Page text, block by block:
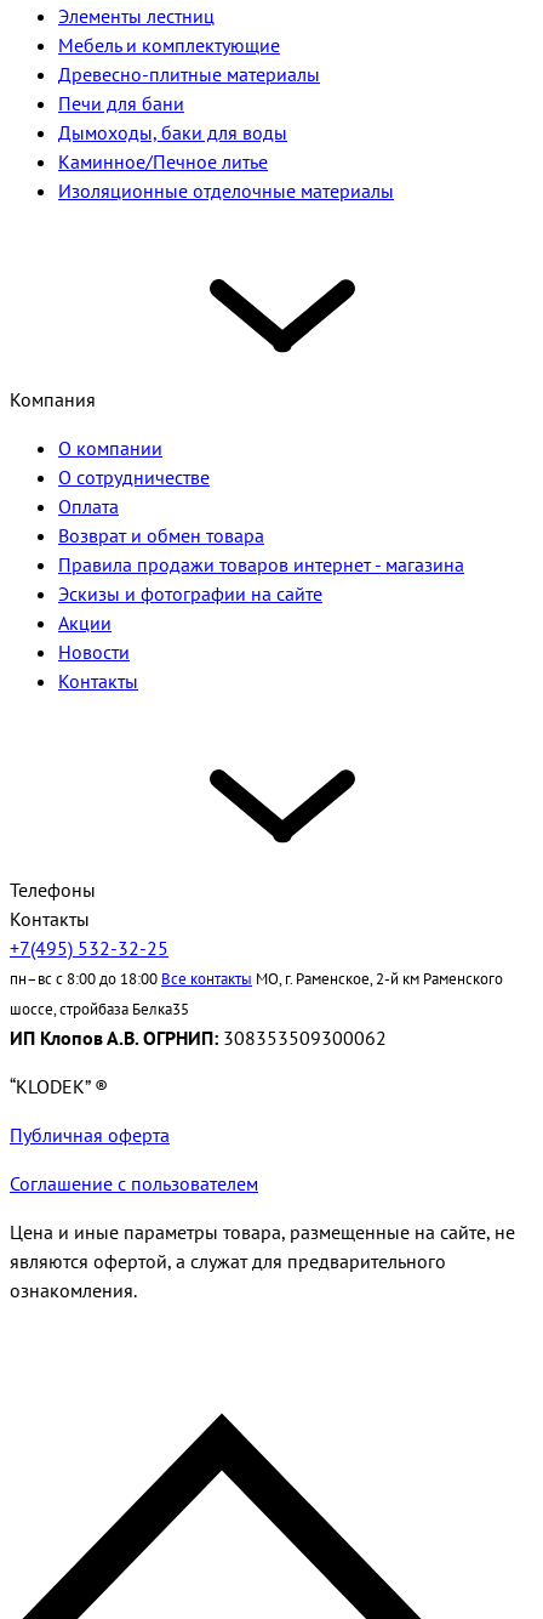
Элементы лестниц
Мебель и комплектующие
Древесно-плитные материалы
Печи для бани
Дымоходы, баки для воды
Каминное/Печное литье
Изоляционные отделочные материалы
Компания
О компании
О сотрудничестве
Оплата
Возврат и обмен товара
Правила продажи товаров интернет - магазина
Эскизы и фотографии на сайте
Акции
Новости
Контакты
Телефоны
Контакты
+7(495) 532-32-25
пн–вс с 8:00 до 18:00 Все контакты МО, г. Раменское, 2-й км Раменского
шоссе, стройбаза Белка35
ИП Клопов А.В. ОГРНИП: 308353509300062
“KLODEK” ®
Публичная оферта
Соглашение с пользователем
Цена и иные параметры товара, размещенные на сайте, не
являются офертой, а служат для предварительного
ознакомления.